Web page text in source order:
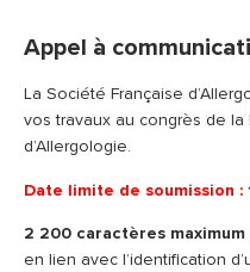
Appel à
La Société Française
vos travaux au congrès de
d’Allergologie.
Date limite de soumission
2 200 caractères maximum
en lien avec l’identification